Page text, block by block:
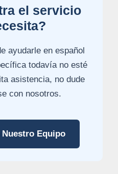
el servicio
ayudarle en español
todavía no esté
asistencia, no dude
con nosotros.
Equipo